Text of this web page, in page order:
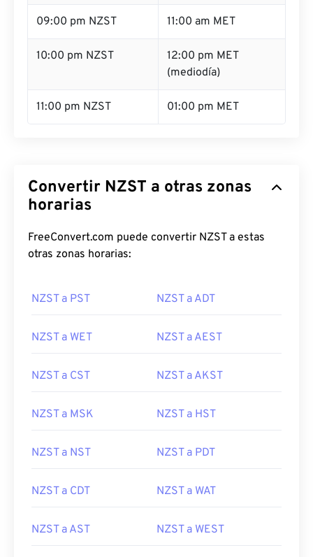
09:00 pm NZST 11:00 am MET
10:00 pm NZST
12:00 pm MET
(mediodía)
11:00 pm NZST 01:00 pm MET
Convertir NZST a otras zonas
horarias
FreeConvert.com puede convertir NZST a estas
otras zonas horarias:
NZST a PST NZST a ADT
NZST a WET NZST a AEST
NZST a CST NZST a AKST
NZST a MSK NZST a HST
NZST a NST NZST a PDT
NZST a CDT NZST a WAT
NZST a AST NZST a WEST